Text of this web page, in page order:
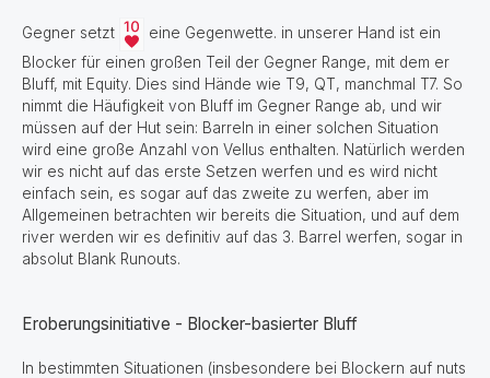
Gegner setzt
eine Gegenwette. in unserer Hand ist ein
Blocker für einen großen Teil der Gegner Range, mit dem er
Bluff, mit Equity. Dies sind Hände wie T9, QT, manchmal T7. So
nimmt die Häufigkeit von Bluff im Gegner Range ab, und wir
müssen auf der Hut sein: Barreln in einer solchen Situation
wird eine große Anzahl von Vellus enthalten. Natürlich werden
wir es nicht auf das erste Setzen werfen und es wird nicht
einfach sein, es sogar auf das zweite zu werfen, aber im
Allgemeinen betrachten wir bereits die Situation, und auf dem
river werden wir es definitiv auf das 3. Barrel werfen, sogar in
absolut Blank Runouts.
Eroberungsinitiative - Blocker-basierter Bluff
In bestimmten Situationen (insbesondere bei Blockern auf nuts